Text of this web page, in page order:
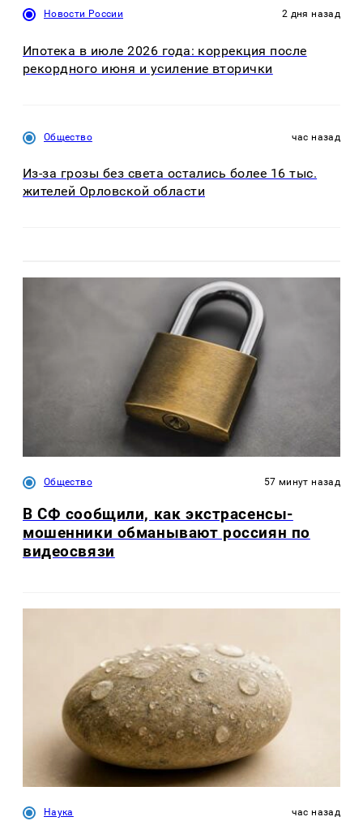
Новости России 2 дня назад
Ипотека в июле 2026 года: коррекция после
рекордного июня и усиление вторички
Общество час назад
Из-за грозы без света остались более 16 тыс.
жителей Орловской области
Общество 57 минут назад
В СФ сообщили, как экстрасенсы-
мошенники обманывают россиян по
видеосвязи
Наука час назад